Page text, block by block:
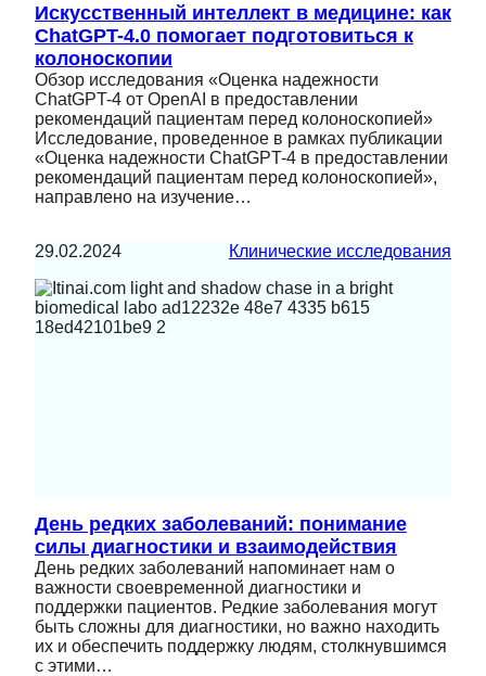
Искусственный интеллект в медицине: как
ChatGPT-4.0 помогает подготовиться к
колоноскопии
Обзор исследования «Оценка надежности
ChatGPT-4 от OpenAI в предоставлении
рекомендаций пациентам перед колоноскопией»
Исследование, проведенное в рамках публикации
«Оценка надежности ChatGPT-4 в предоставлении
рекомендаций пациентам перед колоноскопией»,
направлено на изучение…
29.02.2024 Клинические исследования
День редких заболеваний: понимание
силы диагностики и взаимодействия
День редких заболеваний напоминает нам о
важности своевременной диагностики и
поддержки пациентов. Редкие заболевания могут
быть сложны для диагностики, но важно находить
их и обеспечить поддержку людям, столкнувшимся
с этими…